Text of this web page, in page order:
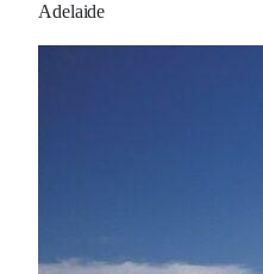
Adelaide